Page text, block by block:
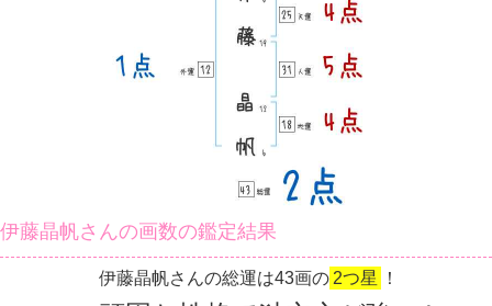
伊藤晶帆さんの画数の鑑定結果
伊藤晶帆さんの総運は43画の 2つ星 ！